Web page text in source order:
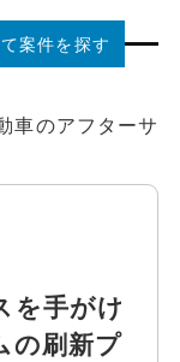
案件を探す
を手がけ
の刷新プ